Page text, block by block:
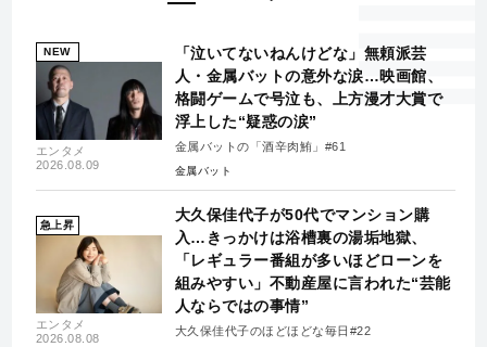
NEW
エンタメ
2026.08.09
「泣いてないねんけどな」無頼派芸
人・金属バットの意外な涙…映画館、
格闘ゲームで号泣も、上方漫才大賞で
浮上した“疑惑の涙”
金属バットの「酒辛肉鮪」#61
金属バット
急上昇
エンタメ
2026.08.08
大久保佳代子が50代でマンション購
入…きっかけは浴槽裏の湯垢地獄、
「レギュラー番組が多いほどローンを
組みやすい」不動産屋に言われた“芸能
人ならではの事情”
大久保佳代子のほどほどな毎日#22